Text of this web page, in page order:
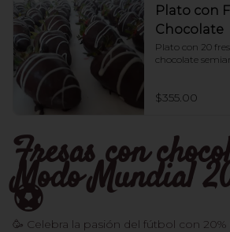
Plato con
Chocolate
Plato con 20
chocolate
$355.00
Fresas con
Modo Mundial
⚽️
🥳 Celebra la pasión del fútbol con